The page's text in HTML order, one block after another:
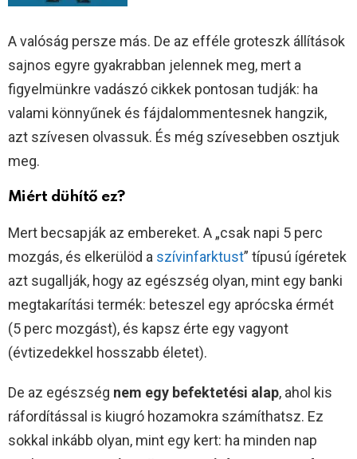
A valóság persze más. De az efféle groteszk állítások
sajnos egyre gyakrabban jelennek meg, mert a
figyelmünkre vadászó cikkek pontosan tudják: ha
valami könnyűnek és fájdalommentesnek hangzik,
azt szívesen olvassuk. És még szívesebben osztjuk
meg.
Miért dühítő ez?
Mert becsapják az embereket. A „csak napi 5 perc
mozgás, és elkerülöd a szívinfarktust” típusú ígéretek
azt sugallják, hogy az egészség olyan, mint egy banki
megtakarítási termék: beteszel egy aprócska érmét
(5 perc mozgást), és kapsz érte egy vagyont
(évtizedekkel hosszabb életet).
De az egészség nem egy befektetési alap, ahol kis
ráfordítással is kiugró hozamokra számíthatsz. Ez
sokkal inkább olyan, mint egy kert: ha minden nap